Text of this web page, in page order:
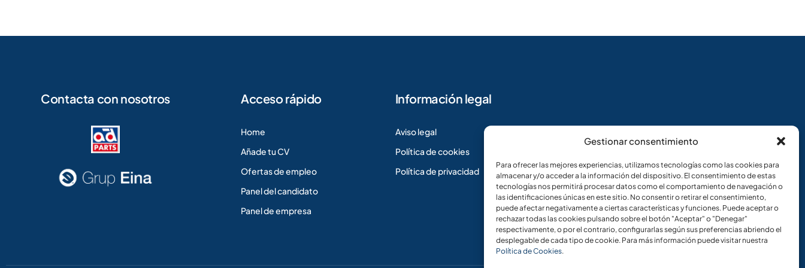
Gestionar consentimiento
Para ofrecer las mejores experiencias, utilizamos tecnologías como las cookies para
almacenar y/o acceder a la información del dispositivo. El consentimiento de estas
tecnologías nos permitirá procesar datos como el comportamiento de navegación o
las identificaciones únicas en este sitio. No consentir o retirar el consentimiento,
puede afectar negativamente a ciertas características y funciones. Puede aceptar o
rechazar todas las cookies pulsando sobre el botón "Aceptar" o "Denegar"
respectivamente, o por el contrario, configurarlas según sus preferencias abriendo el
desplegable de cada tipo de cookie. Para más información puede visitar nuestra
Política de Cookies.
Contacta con nosotros Acceso rápido
Home
Añade tu CV
Ofertas de empleo
Panel del candidato
Panel de empresa
Información legal
Aviso legal
Política de cookies
Política de privacidad